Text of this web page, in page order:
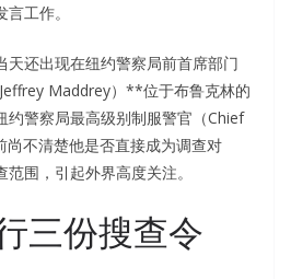
工作。
天还出现在纽约警察局前首席部门
Maddrey）**位于布鲁克林的
约警察局最高级别制服警官（Chief
不清楚他是否直接成为调查对
围，引起外界高度关注。
三份搜查令